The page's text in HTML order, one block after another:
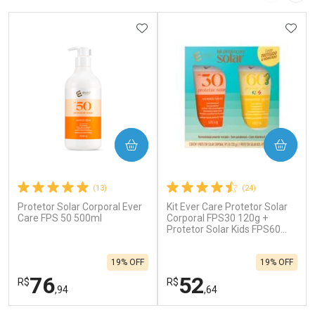
(13)
Protetor Solar Corporal Ever
Care FPS 50 500ml
R$76,94
19% OFF
ADICIONAR AOS FAVORITOS
COMPRAR
(24)
Kit Ever Care Protetor Solar
Corporal FPS30 120g +
Protetor Solar Kids FPS60
R$52,64
19% OFF
COMPRAR